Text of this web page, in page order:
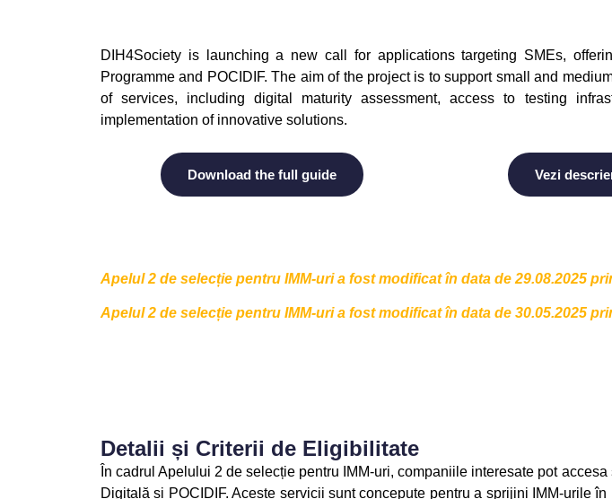
DIH4Society is launching a new call for applications targeting SMEs,
Programme and POCIDIF. The aim of the project is to support small and
of services, including digital maturity assessment, access to testing
implementation of innovative solutions.
Download the full guide Vezi
Apelul 2 de selecție pentru IMM-uri a fost modificat în data de 29.08.2025
Apelul 2 de selecție pentru IMM-uri a fost modificat în data de 30.05.2025
Detalii și Criterii de Eligibilitate
În cadrul Apelului 2 de selecție pentru IMM-uri, companiile interesate pot
Digitală și POCIDIF. Aceste servicii sunt concepute pentru a sprijini IMM-urile